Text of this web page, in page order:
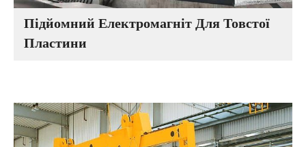
Підйомний Електромагніт Для Товстої
Пластини